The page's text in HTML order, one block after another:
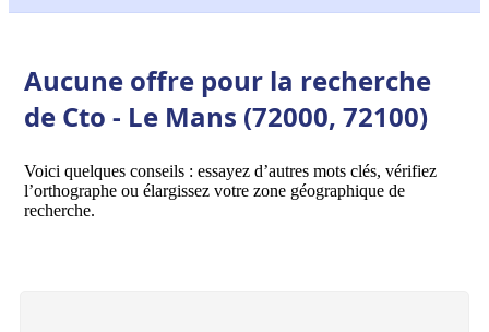
Aucune offre pour la recherche
de Cto - Le Mans (72000, 72100)
Voici quelques conseils : essayez d’autres mots clés, vérifiez
l’orthographe ou élargissez votre zone géographique de
recherche.